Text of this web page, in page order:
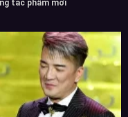
tác phẩm mới